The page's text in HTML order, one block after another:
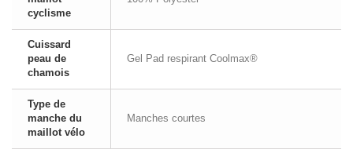
cyclisme
Cuissard
peau de
chamois
Gel Pad respirant Coolmax®
Type de
manche du
maillot vélo
Manches courtes